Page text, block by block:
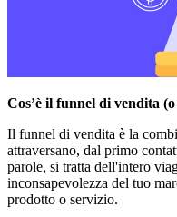
Cos’è il funnel di vendita
Il funnel di vendita è la
attraversano, dal primo
parole, si tratta dell'intero
inconsapevolezza del tuo
prodotto o servizio.